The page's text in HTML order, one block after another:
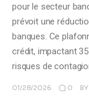
pour le secteur
prévoit une
banques. Ce
crédit, impactant
risques de
01/28/2026 0 BY